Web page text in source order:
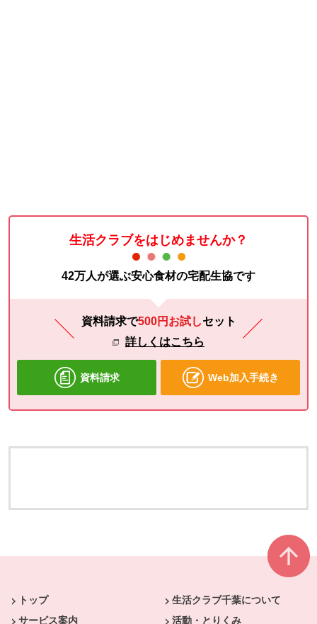
生活クラブをはじめませんか？
42万人が選ぶ安心食材の宅配生協です
資料請求で500円お試しセット
詳しくはこちら
資料請求 Web加入手続き
トップ
生活クラブ千葉について
サービス案内
活動・とりくみ